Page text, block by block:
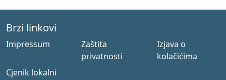
Brzi linkovi
Impressum
Zaštita
privatnosti
Izjava o
kolačićima
Cjenik lokalni